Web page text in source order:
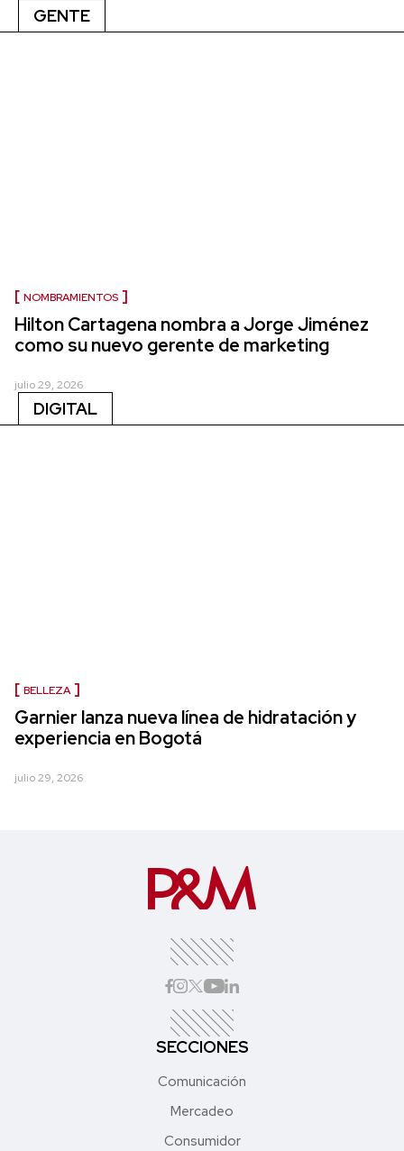
GENTE
NOMBRAMIENTOS
Hilton Cartagena nombra a Jorge Jiménez
como su nuevo gerente de marketing
julio 29, 2026
DIGITAL
BELLEZA
Garnier lanza nueva línea de hidratación y
experiencia en Bogotá
julio 29, 2026
SECCIONES
Comunicación
Mercadeo
Consumidor